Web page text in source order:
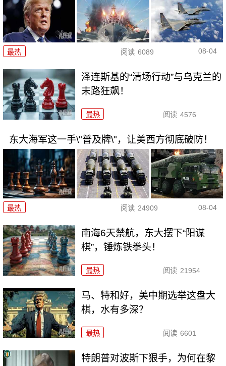
最热 阅读 6089 08-04
泽连斯基的“清场行动”与乌克兰的
末路狂飙！
最热 阅读 4576
东大海军这一手\"普及牌\"，让美西方彻底破防！
最热 阅读 24909 08-04
南海6天禁航，东大摆下“阳谋
棋”，锤炼铁拳头！
最热 阅读 21954
马、特和好，美中期选举这盘大
棋，水有多深？
最热 阅读 6601
特朗普对波斯下狠手，为何在黎